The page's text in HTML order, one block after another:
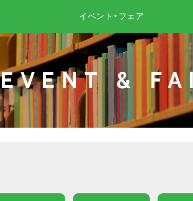
イベント・フェア
EVENT &